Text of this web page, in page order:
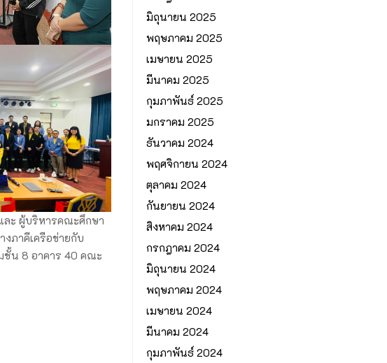
ละ ผู้บริหารคณะศึกษา
ภาคีเครือข่ายกับ
ชั้น 8 อาคาร 40 คณะ
มิถุนายน 2025
พฤษภาคม 2025
เมษายน 2025
มีนาคม 2025
กุมภาพันธ์ 2025
มกราคม 2025
ธันวาคม 2024
พฤศจิกายน 2024
ตุลาคม 2024
กันยายน 2024
สิงหาคม 2024
กรกฎาคม 2024
มิถุนายน 2024
พฤษภาคม 2024
เมษายน 2024
มีนาคม 2024
กุมภาพันธ์ 2024